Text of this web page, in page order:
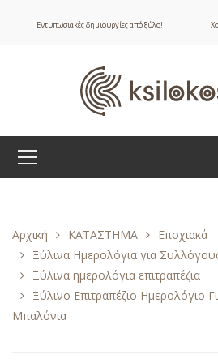
Εντυπωσιακές δημιουργίες από ξύλο!
Αρχική ΚΑΤΑΣΤΗΜΑ
Εποχιακά
Ξύλινα Ημερολόγια για
Ξύλινα ημερολόγια επιτραπέζια
Ξύλινο Επιτραπέζιο Ημερολόγιο
Μπαλόνια